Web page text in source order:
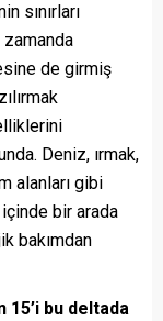
sınırları
zamanda
de girmiş
Deniz, ırmak,
alanları gibi
içinde bir arada
bakımdan
15’i bu deltada